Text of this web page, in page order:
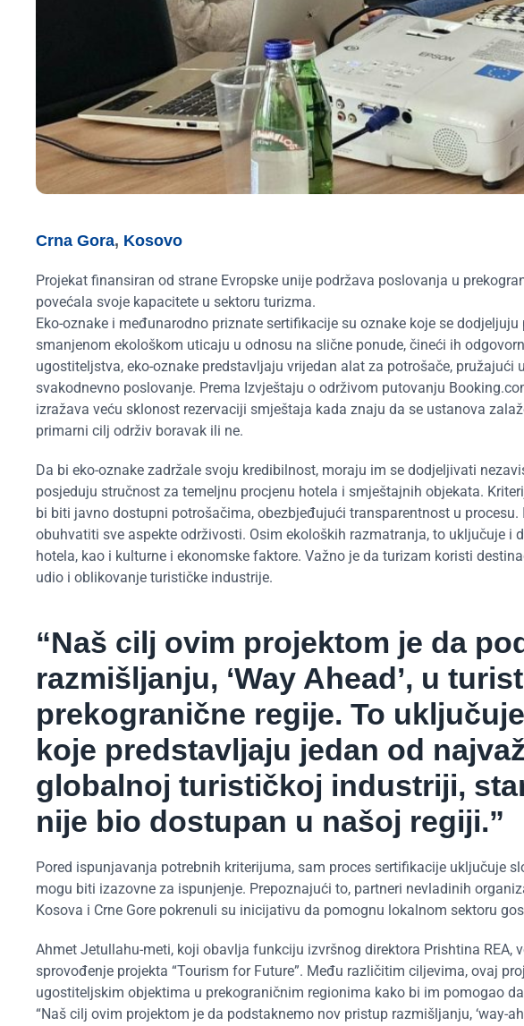
Crna Gora, Kosovo
Projekat finansiran od strane Evropske unije podržava poslovanja u
povećala svoje kapacitete u sektoru turizma.
Eko-oznake i međunarodno priznate sertifikacije su oznake koje se
smanjenom ekološkom uticaju u odnosu na slične ponude, čineći ih
ugostiteljstva, eko-oznake predstavljaju vrijedan alat za potrošače, pružajući
svakodnevno poslovanje. Prema Izvještaju o održivom putovanju
izražava veću sklonost rezervaciji smještaja kada znaju da se ustanova
primarni cilj održiv boravak ili ne.
Da bi eko-oznake zadržale svoju kredibilnost, moraju im se dodjeljivati
posjeduju stručnost za temeljnu procjenu hotela i smještajnih objekata.
bi biti javno dostupni potrošačima, obezbjeđujući transparentnost u
obuhvatiti sve aspekte održivosti. Osim ekoloških razmatranja, to uključuje i
hotela, kao i kulturne i ekonomske faktore. Važno je da turizam koristi
udio i oblikovanje turističke industrije.
“Naš cilj ovim projektom je da
razmišljanju, ‘Way Ahead’, u
prekogranične regije. To
koje predstavljaju jedan od
globalnoj turističkoj industriji,
nije bio dostupan u našoj regiji.”
Pored ispunjavanja potrebnih kriterijuma, sam proces sertifikacije uključuje
mogu biti izazovne za ispunjenje. Prepoznajući to, partneri nevladinih
Kosova i Crne Gore pokrenuli su inicijativu da pomognu lokalnom sektoru
Ahmet Jetullahu-meti, koji obavlja funkciju izvršnog direktora Prishtina REA,
sprovođenje projekta “Tourism for Future”. Među različitim ciljevima, ovaj
ugostiteljskim objektima u prekograničnim regionima kako bi im pomogao
“Naš cilj ovim projektom je da podstaknemo nov pristup razmišljanju, ‘way-